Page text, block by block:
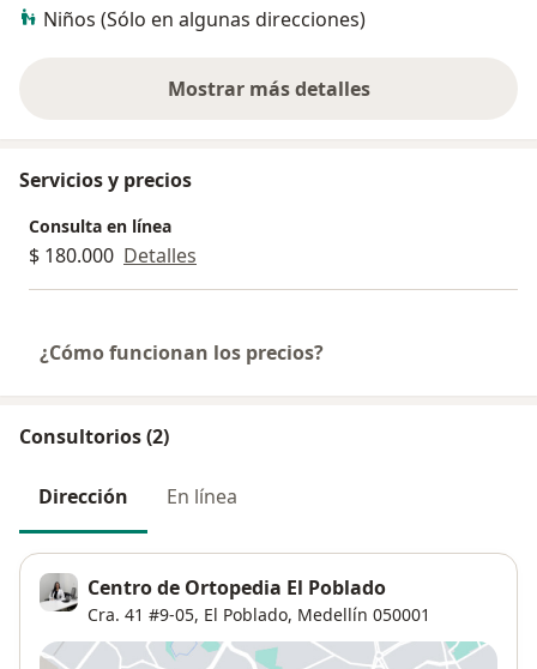
Niños (Sólo en algunas direcciones)
Mostrar más detalles
sobre la experiencia
Servicios y precios
Consulta en línea
$ 180.000 Detalles
¿Cómo funcionan los precios?
Consultorios (2)
Dirección En línea
Centro de Ortopedia El Poblado
Cra. 41 #9-05, El Poblado, Medellín 050001